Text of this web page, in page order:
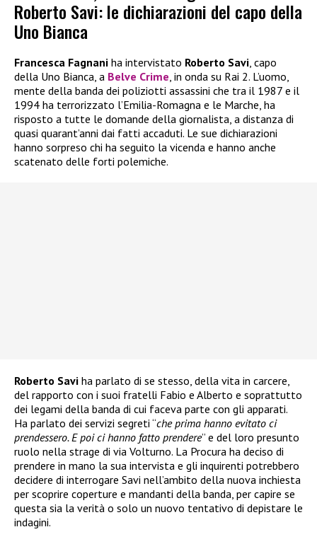
Roberto Savi: le dichiarazioni del capo della
Uno Bianca
Francesca Fagnani ha intervistato Roberto Savi , capo
della Uno Bianca, a Belve Crime , in onda su Rai 2. L’uomo,
mente della banda dei poliziotti assassini che tra il 1987 e il
1994 ha terrorizzato l’Emilia-Romagna e le Marche, ha
risposto a tutte le domande della giornalista, a distanza di
quasi quarant’anni dai fatti accaduti. Le sue dichiarazioni
hanno sorpreso chi ha seguito la vicenda e hanno anche
scatenato delle forti polemiche.
Roberto Savi ha parlato di se stesso, della vita in carcere,
del rapporto con i suoi fratelli Fabio e Alberto e soprattutto
dei legami della banda di cui faceva parte con gli apparati.
Ha parlato dei servizi segreti “che prima hanno evitato ci
prendessero. E poi ci hanno fatto prendere” e del loro presunto
ruolo nella strage di via Volturno. La Procura ha deciso di
prendere in mano la sua intervista e gli inquirenti potrebbero
decidere di interrogare Savi nell’ambito della nuova inchiesta
per scoprire coperture e mandanti della banda, per capire se
questa sia la verità o solo un nuovo tentativo di depistare le
indagini.